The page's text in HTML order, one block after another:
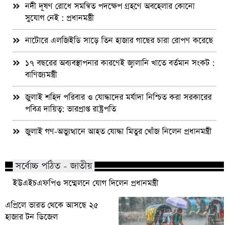
নদী দূষণ রোধে সমন্বিত পদক্ষেপ গ্রহণে অবহেলার কোনো
সুযোগ নেই : প্রধানমন্ত্রী
নাটোরে এলজিইডি সাড়ে তিন হাজার গাছের চারা রোপণ করেছে
১৭ বছরের অব্যবস্থাপনার কারণেই জ্বালানি খাতে বর্তমান সংকট :
বাণিজ্যমন্ত্রী
জুলাই শহিদ পরিবার ও যোদ্ধাদের মর্যাদা নিশ্চিত করা সরকারের
পবিত্র দায়িত্ব: ভারপ্রাপ্ত রাষ্ট্রপতি
জুলাই গণ-অভ্যুত্থানে আহত যোদ্ধা মিতুর খোঁজ নিলেন প্রধানমন্ত্রী
সর্বোচ্চ পঠিত - জাতীয়
ইউএইচএফপিও সম্মেলনে যোগ দিলেন প্রধানমন্ত্রী
এপ্রিলে ভারত থেকে আসছে ২৫
হাজার টন ডিজেল